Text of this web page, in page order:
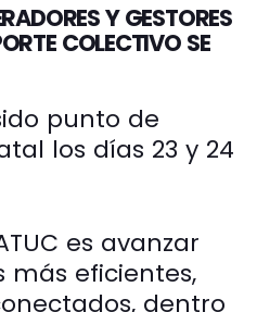
Y GESTORES
COLECTIVO SE
punto de
los días 23 y 24
es avanzar
más eficientes,
dentro